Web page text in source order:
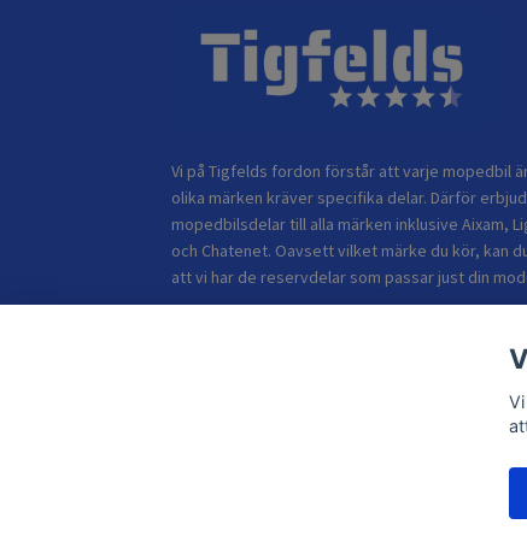
Vi på Tigfelds fordon förstår att varje mopedbil
olika märken kräver specifika delar. Därför
mopedbilsdelar till alla märken inklusive Aixam,
och Chatenet. Oavsett vilket märke du kör, kan
att vi har de reservdelar som passar just din